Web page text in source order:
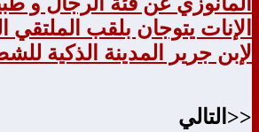
الإنات يتوجان بلقب الملتقي
لإبن جرير المدينة الذكية
<<التالي